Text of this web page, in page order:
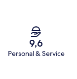
9,6
Personal & Service